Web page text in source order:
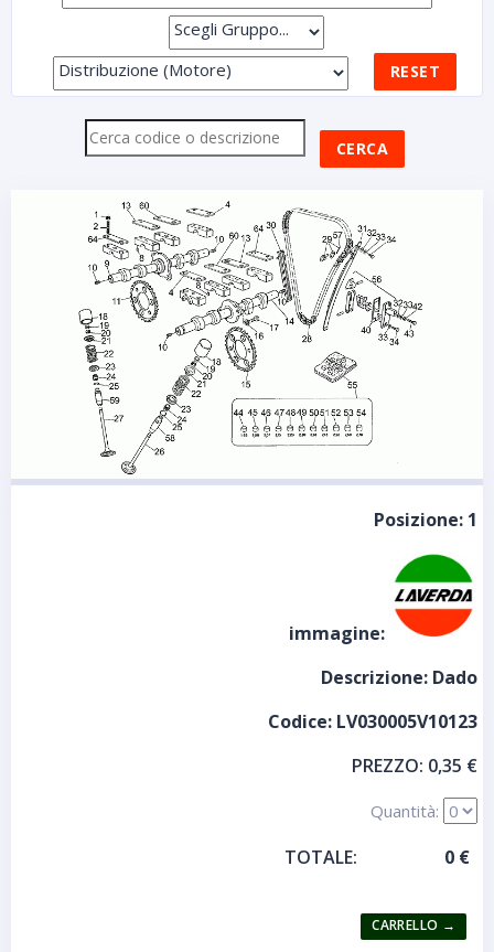
Posizione: 1
immagine:
Descrizione: Dado
Codice: LV030005V10123
PREZZO: 0,35 €
Quantità:
TOTALE: